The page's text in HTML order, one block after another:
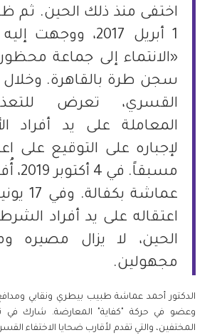
اختفى منذ ذلك الحين. ثم
1 أبريل 2017،
«الانتماء إلى جماعة
سجن طرة بالقاهرة. وخلال
القسري، تعرض
المعاملة على يد أفراد
لإجباره على التوقيع على
مسبقاً.
اعتقاله على يد أفراد
الحين، لا يزال مصيره
مجهولين.
الدكتور أحمد عماشة طبيب بيطري ونقابي
وعضو في حركة "كفاية" المعارضة. شارك
المختفين، والتي تقدم لأقارب ضحايا الاختفاء